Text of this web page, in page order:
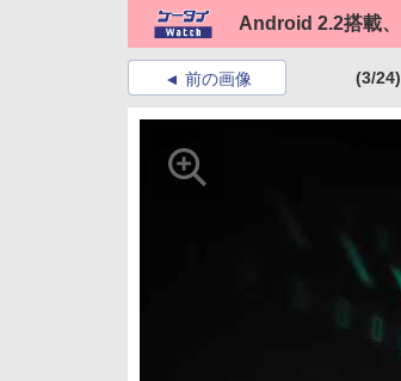
Android 2.2搭載
前の画像 (3/24)